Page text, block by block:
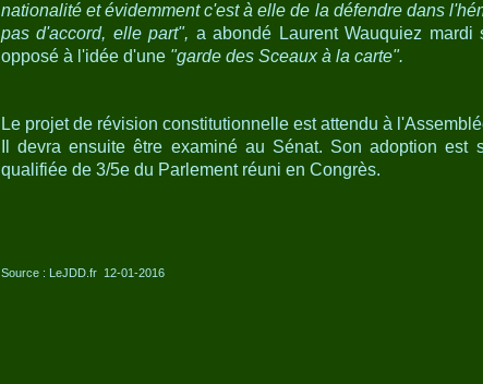
nationalité et évidemment c'est à elle de la défendre dans
pas d'accord, elle part", a abondé Laurent Wauquiez
opposé à l'idée d'une "garde des Sceaux à la carte".
Le projet de révision constitutionnelle est attendu à
Il devra ensuite être examiné au Sénat. Son adoption est
qualifiée de 3/5e du Parlement réuni en Congrès.
Source : LeJDD.fr 12-01-2016